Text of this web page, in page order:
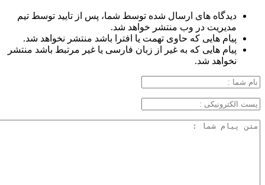
دیدگاه های ارسال شده توسط شما، پس از تایید توسط تیم
مدیریت در وب منتشر خواهد شد.
پیام هایی که حاوی تهمت یا افترا باشد منتشر نخواهد شد.
پیام هایی که به غیر از زبان فارسی یا غیر مرتبط باشد منتشر
نخواهد شد.